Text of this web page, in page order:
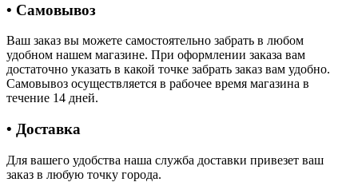
• Самовывоз
Ваш заказ вы можете самостоятельно забрать в любом
удобном нашем магазине. При оформлении заказа вам
достаточно указать в какой точке забрать заказ вам удобно.
Самовывоз осуществляется в рабочее время магазина в
течение 14 дней.
• Доставка
Для вашего удобства наша служба доставки привезет ваш
заказ в любую точку города.